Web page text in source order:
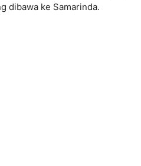
dibawa ke Samarinda.